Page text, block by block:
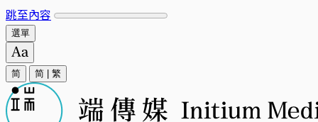
跳至內容
選單
简 简 繁